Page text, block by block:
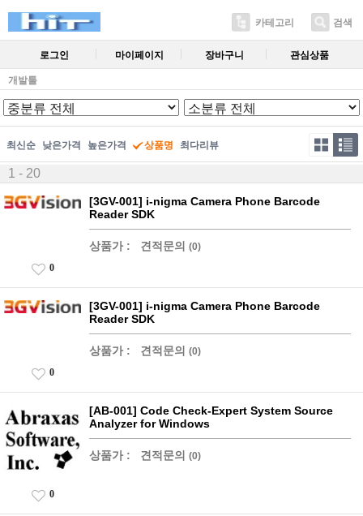
카테고리 검색
로그인 마이페이지 장바구니 관심상품
개발툴
최신순 낮은가격 높은가격 상품명 최다리뷰
1 - 20
[3GV-001] i-nigma Camera Phone Barcode
Reader SDK
상품가 : 견적문의 (0)
0
[3GV-001] i-nigma Camera Phone Barcode
Reader SDK
상품가 : 견적문의 (0)
0
[AB-001] Code Check-Expert System Source
Analyzer for Windows
상품가 : 견적문의 (0)
0